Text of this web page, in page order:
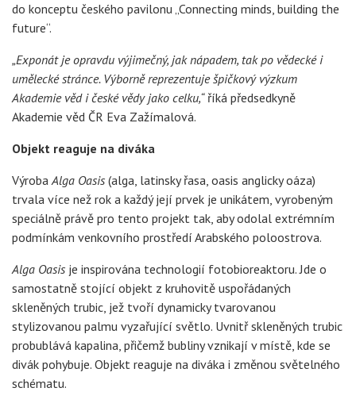
do konceptu českého pavilonu „Connecting minds, building the
future“.
„Exponát je opravdu výjimečný, jak nápadem, tak po vědecké i
umělecké stránce. Výborně reprezentuje špičkový výzkum
Akademie věd i české vědy jako celku,“říká předsedkyně
Akademie věd ČR Eva Zažímalová.
Objekt reaguje na diváka
VýrobaAlga Oasis (alga, latinsky řasa, oasis anglicky oáza)
trvala více než rok a každý její prvek je unikátem, vyrobeným
speciálně právě pro tento projekt tak, aby odolal extrémním
podmínkám venkovního prostředí Arabského poloostrova.
Alga Oasis je inspirována technologií fotobioreaktoru. Jde o
samostatně stojící objekt z kruhovitě uspořádaných
skleněných trubic, jež tvoří dynamicky tvarovanou
stylizovanou palmu vyzařující světlo. Uvnitř skleněných trubic
probublává kapalina, přičemž bubliny vznikají v místě, kde se
divák pohybuje. Objekt reaguje na diváka i změnou světelného
schématu.